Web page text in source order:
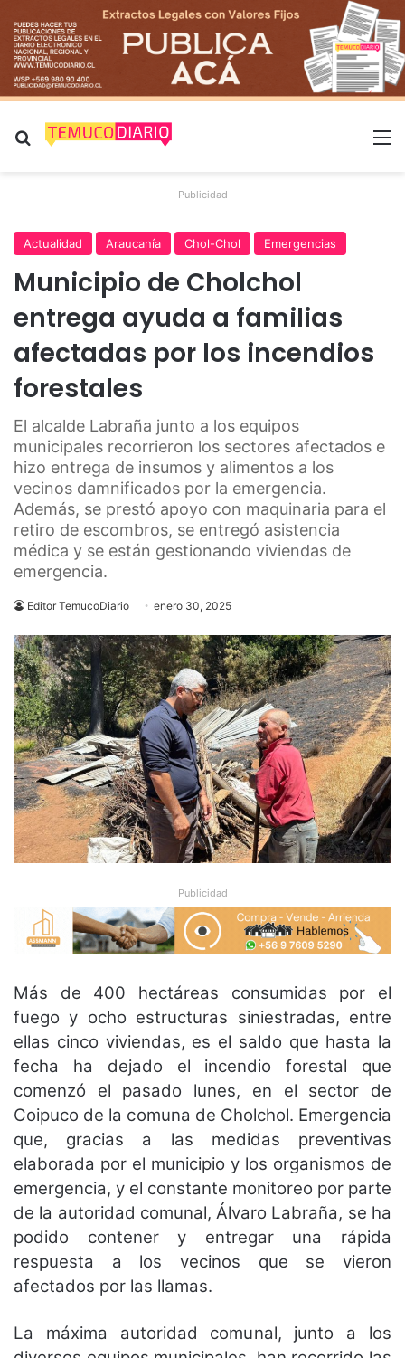
Buscar por
Publicidad
Actualidad Araucanía Chol-Chol Emergencias
Municipio de Cholchol
entrega ayuda a familias
afectadas por los incendios
forestales
El alcalde Labraña junto a los equipos
municipales recorrieron los sectores afectados e
hizo entrega de insumos y alimentos a los
vecinos damnificados por la emergencia.
Además, se prestó apoyo con maquinaria para el
retiro de escombros, se entregó asistencia
médica y se están gestionando viviendas de
emergencia.
Editor TemucoDiario enero 30, 2025
Publicidad
Más de 400 hectáreas consumidas por el
fuego y ocho estructuras siniestradas, entre
ellas cinco viviendas, es el saldo que hasta la
fecha ha dejado el incendio forestal que
comenzó el pasado lunes, en el sector de
Coipuco de la comuna de Cholchol. Emergencia
que, gracias a las medidas preventivas
elaborada por el municipio y los organismos de
emergencia, y el constante monitoreo por parte
de la autoridad comunal, Álvaro Labraña, se ha
podido contener y entregar una rápida
respuesta a los vecinos que se vieron
afectados por las llamas.
La máxima autoridad comunal, junto a los